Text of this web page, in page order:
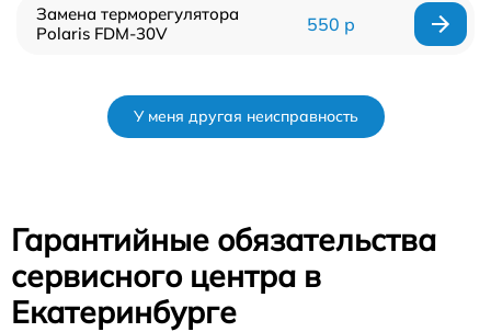
Замена терморегулятора
Polaris FDM-30V
550 р
У меня другая неисправность
Гарантийные обязательства
сервисного центра в
Екатеринбурге